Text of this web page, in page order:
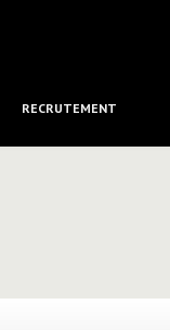
RECRUTEMENT